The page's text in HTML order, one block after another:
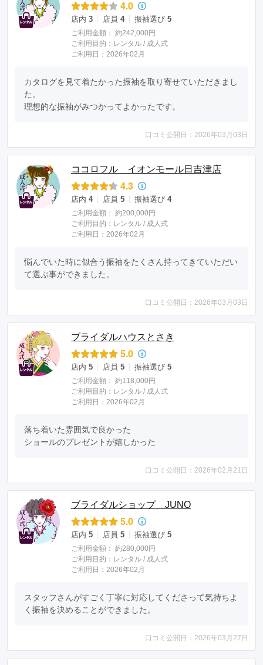
4.0
店内 3 店員 4 振袖選び 5
ご利用金額： 約242,000円
ご利用目的： レンタル / 成人式
ご利用日：2026年02月
カタログを見て着たかった振袖を取り寄せていただきまし
た。
理想的な振袖がみつかってよかったです。
口コミ公開日：2026年03月03日
ココロフル イオンモール日吉津店
4.3
店内 4 店員 5 振袖選び 4
ご利用金額： 約200,000円
ご利用目的： レンタル / 成人式
ご利用日：2026年02月
悩んでいた時に似合う振袖をたくさん持ってきていただい
て選ぶ事ができました。
口コミ公開日：2026年03月03日
ブライダルハウスとさき
5.0
店内 5 店員 5 振袖選び 5
ご利用金額： 約118,000円
ご利用目的： レンタル / 成人式
ご利用日：2026年02月
落ち着いた雰囲気で良かった
ショールのプレゼントが嬉しかった
口コミ公開日：2026年02月21日
ブライダルショップ JUNO
5.0
店内 5 店員 5 振袖選び 5
ご利用金額： 約280,000円
ご利用目的： レンタル / 成人式
ご利用日：2026年02月
スタッフさんがすごく丁寧に対応してくださって気持ちよ
く振袖を決めることができました。
口コミ公開日：2026年03月27日